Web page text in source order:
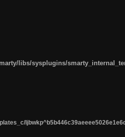
libs/sysplugins/